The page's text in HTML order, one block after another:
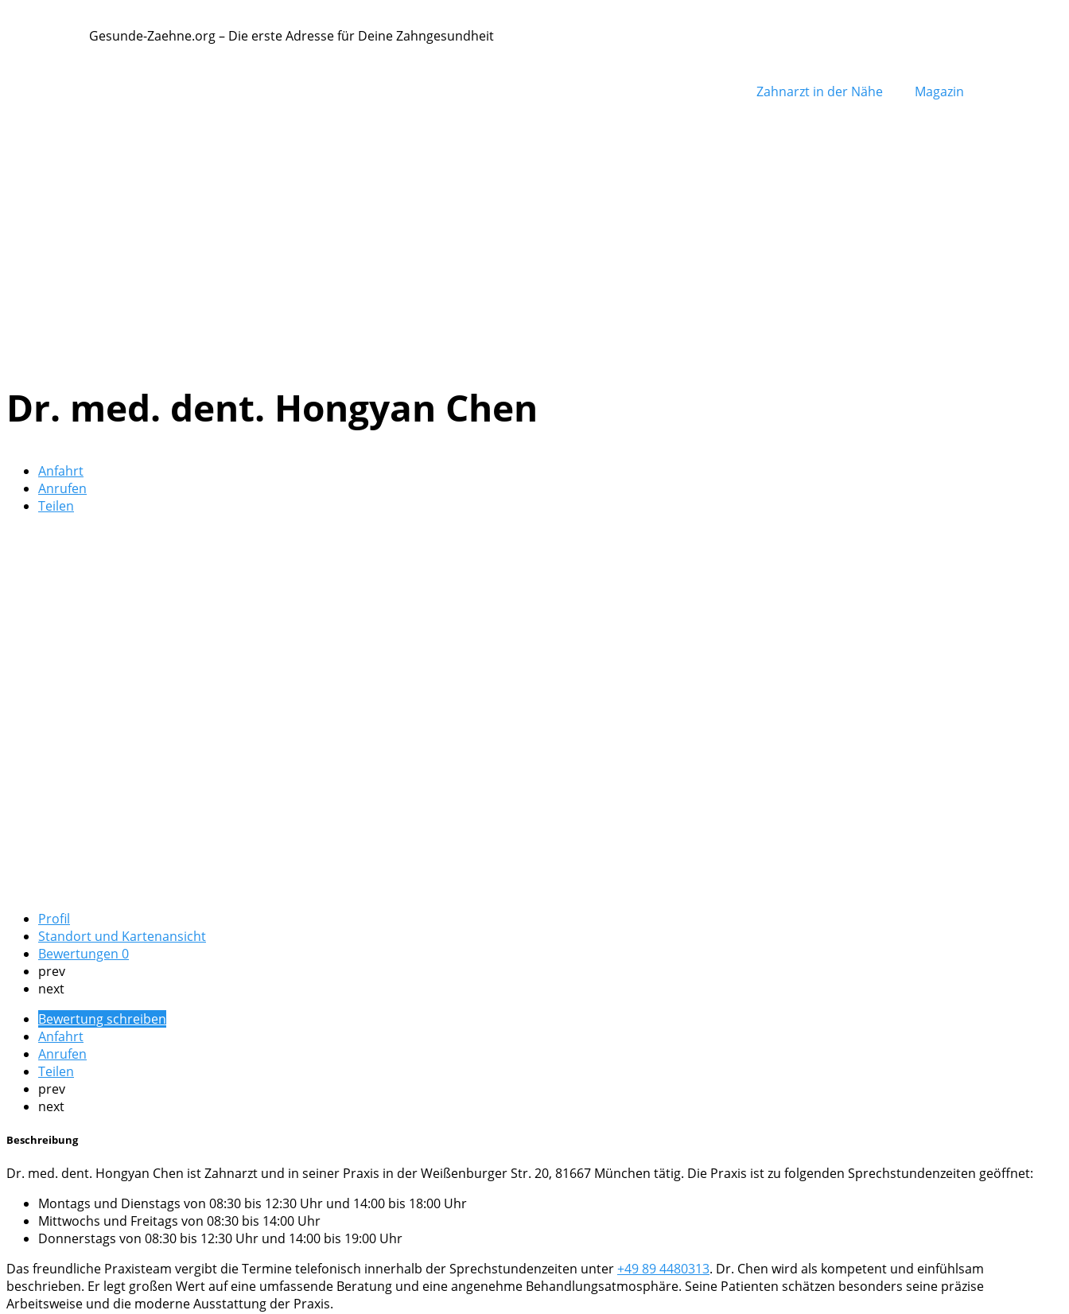
Gesunde-Zaehne.org – Die erste Adresse für Deine Zahngesundheit
Zahnarzt in der Nähe Magazin
Dr. med. dent. Hongyan Chen
Anfahrt
Anrufen
Teilen
Profil
Standort und Kartenansicht
Bewertungen 0
prev
next
Bewertung schreiben
Anfahrt
Anrufen
Teilen
prev
next
Beschreibung
Dr. med. dent. Hongyan Chen ist Zahnarzt und in seiner Praxis in der Weißenburger Str. 20, 81667 München tätig. Die Praxis ist zu folgenden Sprechstundenzeiten geöffnet:
Montags und Dienstags von 08:30 bis 12:30 Uhr und 14:00 bis 18:00 Uhr
Mittwochs und Freitags von 08:30 bis 14:00 Uhr
Donnerstags von 08:30 bis 12:30 Uhr und 14:00 bis 19:00 Uhr
Das freundliche Praxisteam vergibt die Termine telefonisch innerhalb der Sprechstundenzeiten unter+49 89 4480313. Dr. Chen wird als kompetent und einfühlsam
beschrieben. Er legt großen Wert auf eine umfassende Beratung und eine angenehme Behandlungsatmosphäre. Seine Patienten schätzen besonders seine präzise
Arbeitsweise und die moderne Ausstattung der Praxis.